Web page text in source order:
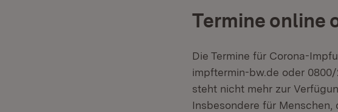
Termine online
Die Termine für Corona-
impftermin-bw.de oder
steht nicht mehr zur
Insbesondere für